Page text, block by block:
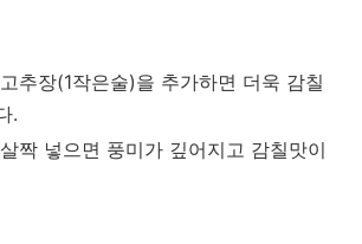
추장(1작은술)을 추가하면 더욱 감칠
.
짝 넣으면 풍미가 깊어지고 감칠맛이